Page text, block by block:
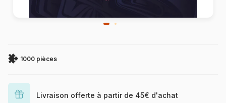
1000 pièces
Livraison offerte à partir de 45€ d'achat